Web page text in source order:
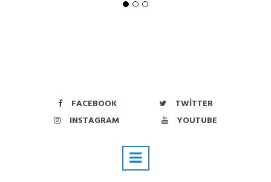
FACEBOOK
TWITTER
INSTAGRAM
YOUTUBE